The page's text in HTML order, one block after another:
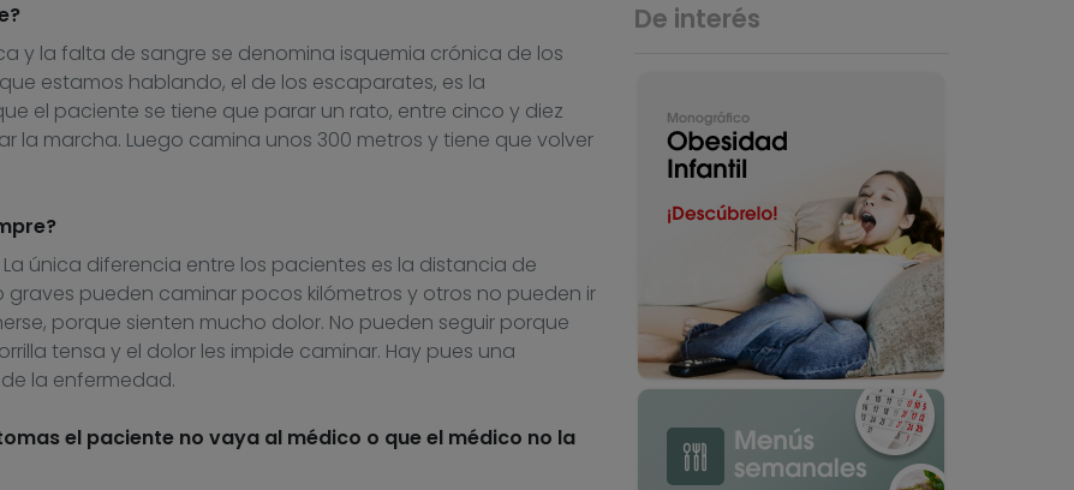
y la falta de sangre se denomina isquemia crónica de los
estamos hablando, el de los escaparates, es la
el paciente se tiene que parar un rato, entre cinco y diez
la marcha. Luego camina unos 300 metros y tiene que volver
única diferencia entre los pacientes es la distancia de
pueden caminar pocos kilómetros y otros no pueden ir
porque sienten mucho dolor. No pueden seguir porque
tensa y el dolor les impide caminar. Hay pues una
la enfermedad.
el paciente no vaya al médico o que el médico no la
De interés